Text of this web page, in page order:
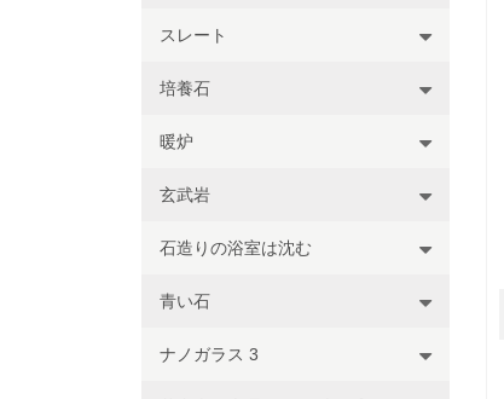
スレート
培養石
暖炉
玄武岩
石造りの浴室は沈む
青い石
ナノガラス 3